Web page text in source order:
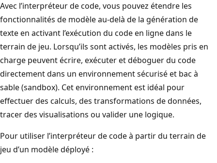
Avec l’interpréteur de code, vous pouvez étendre les
fonctionnalités de modèle au-delà de la génération de
texte en activant l’exécution du code en ligne dans le
terrain de jeu. Lorsqu’ils sont activés, les modèles pris en
charge peuvent écrire, exécuter et déboguer du code
directement dans un environnement sécurisé et bac à
sable (sandbox). Cet environnement est idéal pour
effectuer des calculs, des transformations de données,
tracer des visualisations ou valider une logique.
Pour utiliser l’interpréteur de code à partir du terrain de
jeu d’un modèle déployé :